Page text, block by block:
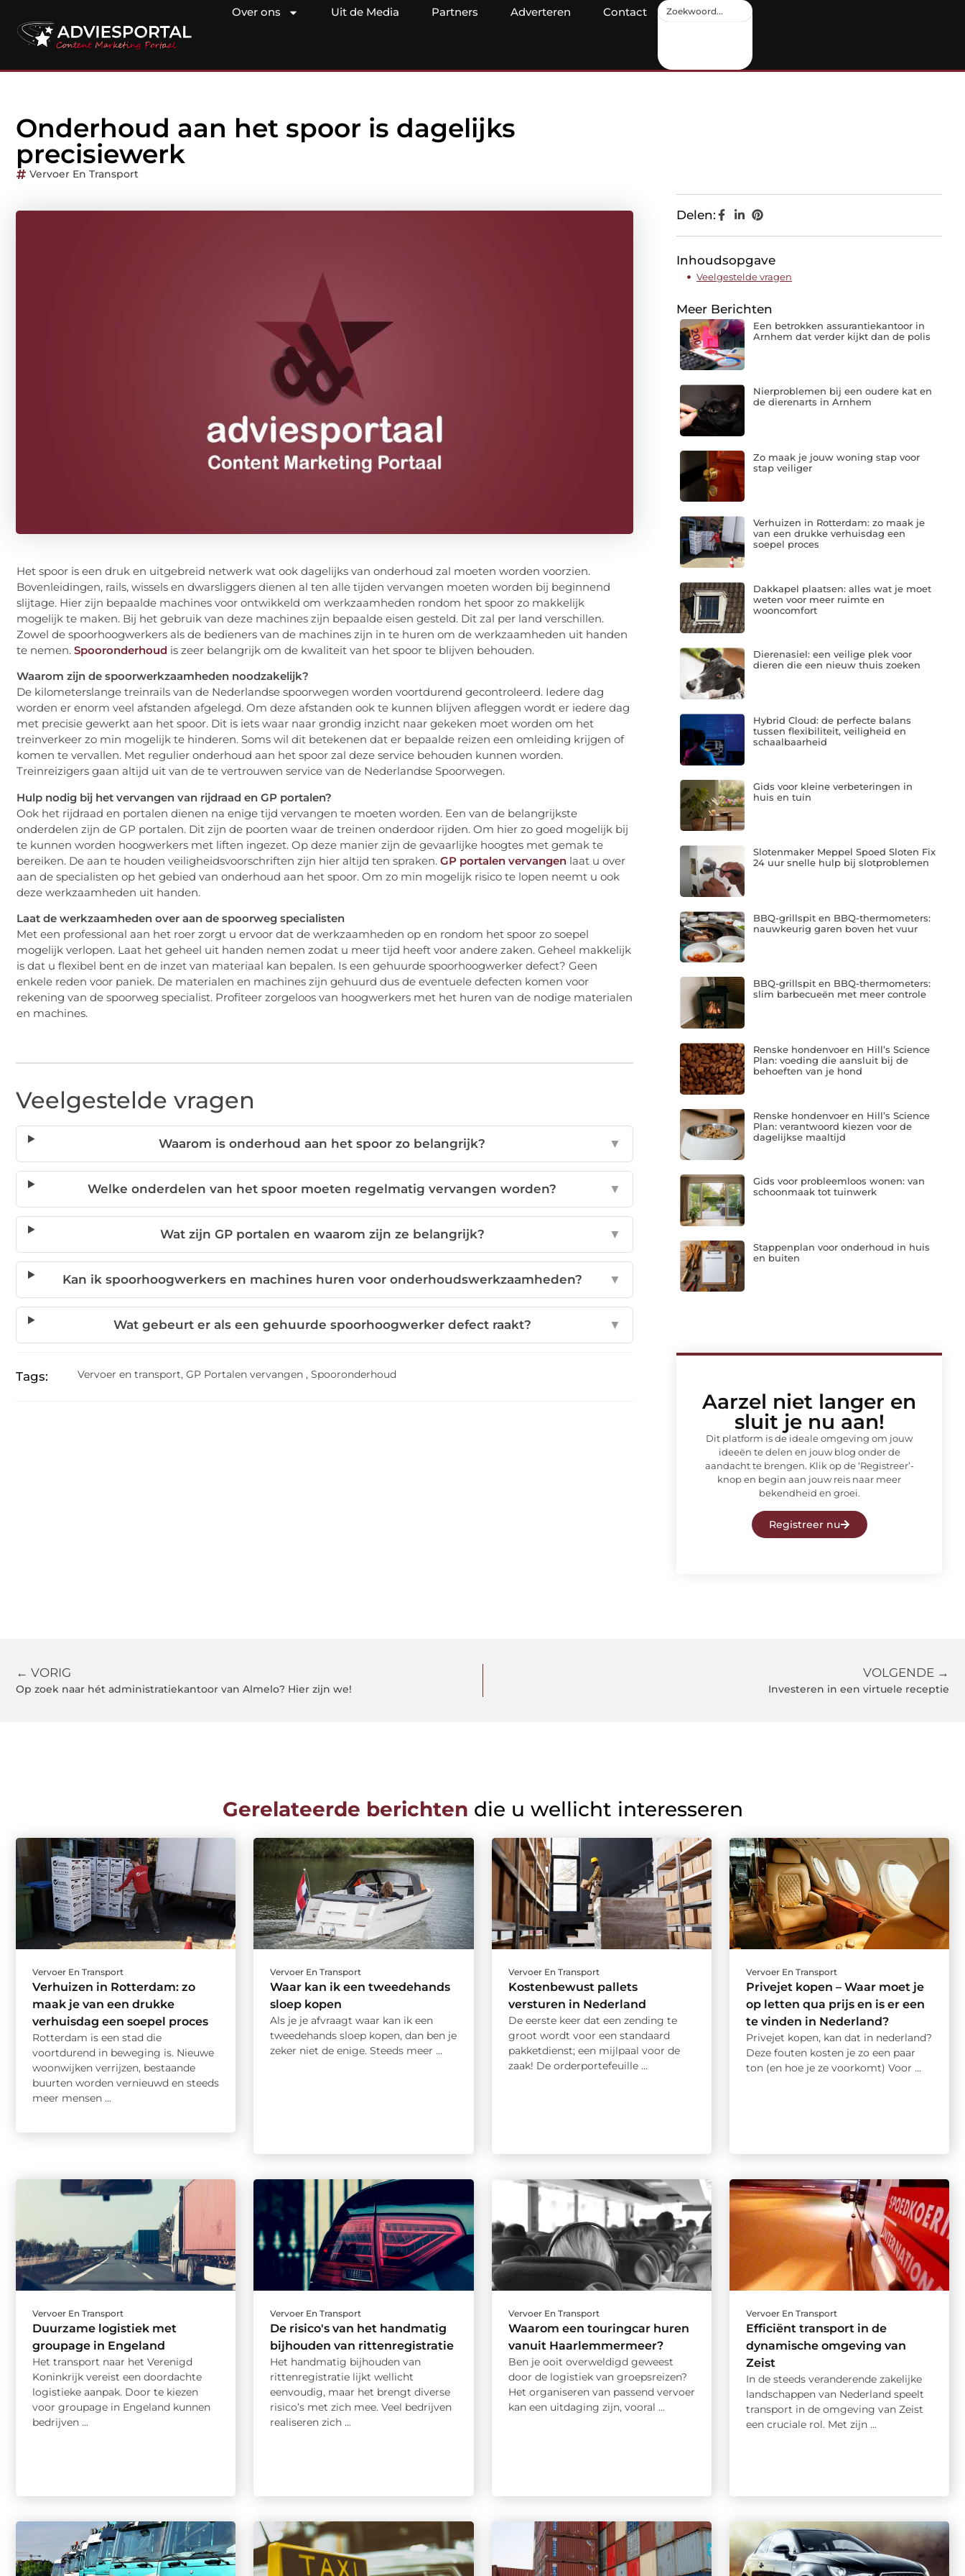
Over ons Uit de Media Partners Adverteren Contact
Onderhoud aan het spoor is dagelijks
precisiewerk
Vervoer En Transport
Het spoor is een druk en uitgebreid netwerk wat ook dagelijks van onderhoud zal moeten worden voorzien.
Bovenleidingen, rails, wissels en dwarsliggers dienen al ten alle tijden vervangen moeten worden bij beginnend
slijtage. Hier zijn bepaalde machines voor ontwikkeld om werkzaamheden rondom het spoor zo makkelijk
mogelijk te maken. Bij het gebruik van deze machines zijn bepaalde eisen gesteld. Dit zal per land verschillen.
Zowel de spoorhoogwerkers als de bedieners van de machines zijn in te huren om de werkzaamheden uit handen
te nemen. Spooronderhoud is zeer belangrijk om de kwaliteit van het spoor te blijven behouden.
Waarom zijn de spoorwerkzaamheden noodzakelijk?
De kilometerslange treinrails van de Nederlandse spoorwegen worden voortdurend gecontroleerd. Iedere dag
worden er enorm veel afstanden afgelegd. Om deze afstanden ook te kunnen blijven afleggen wordt er iedere dag
met precisie gewerkt aan het spoor. Dit is iets waar naar grondig inzicht naar gekeken moet worden om het
treinverkeer zo min mogelijk te hinderen. Soms wil dit betekenen dat er bepaalde reizen een omleiding krijgen of
komen te vervallen. Met regulier onderhoud aan het spoor zal deze service behouden kunnen worden.
Treinreizigers gaan altijd uit van de te vertrouwen service van de Nederlandse Spoorwegen.
Hulp nodig bij het vervangen van rijdraad en GP portalen?
Ook het rijdraad en portalen dienen na enige tijd vervangen te moeten worden. Een van de belangrijkste
onderdelen zijn de GP portalen. Dit zijn de poorten waar de treinen onderdoor rijden. Om hier zo goed mogelijk bij
te kunnen worden hoogwerkers met liften ingezet. Op deze manier zijn de gevaarlijke hoogtes met gemak te
bereiken. De aan te houden veiligheidsvoorschriften zijn hier altijd ten spraken. GP portalen vervangen laat u over
aan de specialisten op het gebied van onderhoud aan het spoor. Om zo min mogelijk risico te lopen neemt u ook
deze werkzaamheden uit handen.
Laat de werkzaamheden over aan de spoorweg specialisten
Met een professional aan het roer zorgt u ervoor dat de werkzaamheden op en rondom het spoor zo soepel
mogelijk verlopen. Laat het geheel uit handen nemen zodat u meer tijd heeft voor andere zaken. Geheel makkelijk
is dat u flexibel bent en de inzet van materiaal kan bepalen. Is een gehuurde spoorhoogwerker defect? Geen
enkele reden voor paniek. De materialen en machines zijn gehuurd dus de eventuele defecten komen voor
rekening van de spoorweg specialist. Profiteer zorgeloos van hoogwerkers met het huren van de nodige materialen
en machines.
Veelgestelde vragen
Waarom is onderhoud aan het spoor zo belangrijk? ▼
Welke onderdelen van het spoor moeten regelmatig vervangen worden? ▼
Wat zijn GP portalen en waarom zijn ze belangrijk? ▼
Kan ik spoorhoogwerkers en machines huren voor onderhoudswerkzaamheden? ▼
Wat gebeurt er als een gehuurde spoorhoogwerker defect raakt? ▼
Tags: Vervoer en transport, GP Portalen vervangen , Spooronderhoud
Delen:
Inhoudsopgave
Veelgestelde vragen
Meer Berichten
Een betrokken assurantiekantoor in
Arnhem dat verder kijkt dan de polis
Nierproblemen bij een oudere kat en
de dierenarts in Arnhem
Zo maak je jouw woning stap voor
stap veiliger
Verhuizen in Rotterdam: zo maak je
van een drukke verhuisdag een
soepel proces
Dakkapel plaatsen: alles wat je moet
weten voor meer ruimte en
wooncomfort
Dierenasiel: een veilige plek voor
dieren die een nieuw thuis zoeken
Hybrid Cloud: de perfecte balans
tussen flexibiliteit, veiligheid en
schaalbaarheid
Gids voor kleine verbeteringen in
huis en tuin
Slotenmaker Meppel Spoed Sloten Fix
24 uur snelle hulp bij slotproblemen
BBQ-grillspit en BBQ-thermometers:
nauwkeurig garen boven het vuur
BBQ-grillspit en BBQ-thermometers:
slim barbecueën met meer controle
Renske hondenvoer en Hill’s Science
Plan: voeding die aansluit bij de
behoeften van je hond
Renske hondenvoer en Hill’s Science
Plan: verantwoord kiezen voor de
dagelijkse maaltijd
Gids voor probleemloos wonen: van
schoonmaak tot tuinwerk
Stappenplan voor onderhoud in huis
en buiten
Aarzel niet langer en
sluit je nu aan!
Dit platform is de ideale omgeving om jouw
ideeën te delen en jouw blog onder de
aandacht te brengen. Klik op de ‘Registreer’-
knop en begin aan jouw reis naar meer
bekendheid en groei.
Registreer nu
← VORIG
Op zoek naar hét administratiekantoor van Almelo? Hier zijn we!
VOLGENDE →
Investeren in een virtuele receptie
Gerelateerde berichten die u wellicht interesseren
Vervoer En Transport
Verhuizen in Rotterdam: zo
maak je van een drukke
verhuisdag een soepel proces
Rotterdam is een stad die
voortdurend in beweging is. Nieuwe
woonwijken verrijzen, bestaande
buurten worden vernieuwd en steeds
meer mensen ...
Vervoer En Transport
Waar kan ik een tweedehands
sloep kopen
Als je je afvraagt waar kan ik een
tweedehands sloep kopen, dan ben je
zeker niet de enige. Steeds meer ...
Vervoer En Transport
Kostenbewust pallets
versturen in Nederland
De eerste keer dat een zending te
groot wordt voor een standaard
pakketdienst; een mijlpaal voor de
zaak! De orderportefeuille ...
Vervoer En Transport
Privejet kopen – Waar moet je
op letten qua prijs en is er een
te vinden in Nederland?
Privejet kopen, kan dat in nederland?
Deze fouten kosten je zo een paar
ton (en hoe je ze voorkomt) Voor ...
Vervoer En Transport
Duurzame logistiek met
groupage in Engeland
Het transport naar het Verenigd
Koninkrijk vereist een doordachte
logistieke aanpak. Door te kiezen
voor groupage in Engeland kunnen
bedrijven ...
Vervoer En Transport
De risico's van het handmatig
bijhouden van rittenregistratie
Het handmatig bijhouden van
rittenregistratie lijkt wellicht
eenvoudig, maar het brengt diverse
risico’s met zich mee. Veel bedrijven
realiseren zich ...
Vervoer En Transport
Waarom een touringcar huren
vanuit Haarlemmermeer?
Ben je ooit overweldigd geweest
door de logistiek van groepsreizen?
Het organiseren van passend vervoer
kan een uitdaging zijn, vooral ...
Vervoer En Transport
Efficiënt transport in de
dynamische omgeving van
Zeist
In de steeds veranderende zakelijke
landschappen van Nederland speelt
transport in de omgeving van Zeist
een cruciale rol. Met zijn ...